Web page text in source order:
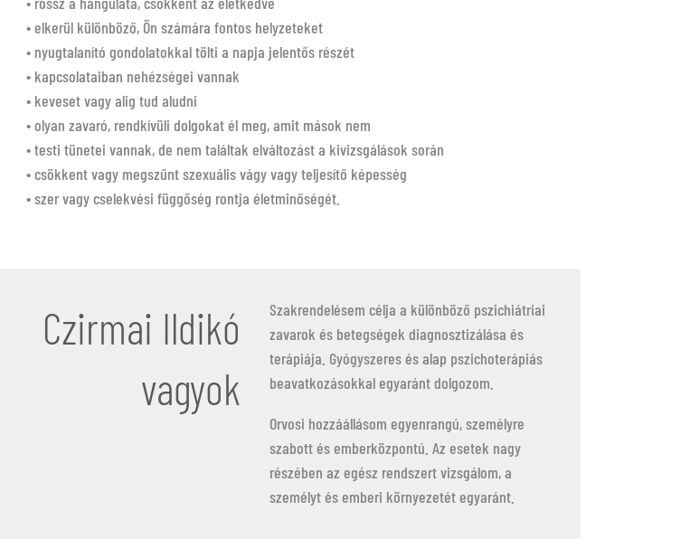
• elkerül különböző, Ön számára fontos helyzeteket
• nyugtalanító gondolatokkal tölti a napja jelentős részét
• kapcsolataiban nehézségei vannak
• keveset vagy alig tud aludni
• olyan zavaró, rendkívüli dolgokat él meg, amit mások nem
• testi tünetei vannak, de nem találtak elváltozást a kivizsgálások során
• csökkent vagy megszűnt szexuális vágy vagy teljesítő képesség
• szer vagy cselekvési függőség rontja életminőségét.
Czirmai Ildikó
vagyok
Szakrendelésem célja a különböző pszichiátriai
zavarok és betegségek diagnosztizálása és
terápiája. Gyógyszeres és alap pszichoterápiás
beavatkozásokkal egyaránt dolgozom.
Orvosi hozzáállásom egyenrangú, személyre
szabott és emberközpontú. Az esetek nagy
részében az egész rendszert vizsgálom, a
személyt és emberi környezetét egyaránt.